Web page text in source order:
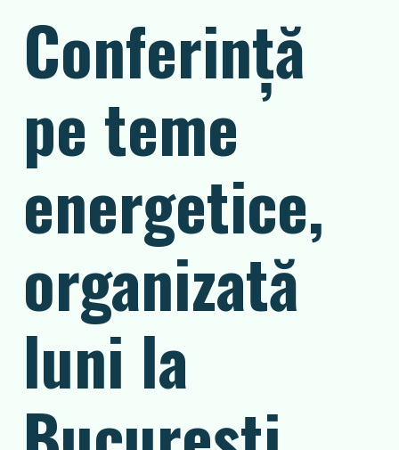
Conferință
pe teme
energetice,
organizată
luni la